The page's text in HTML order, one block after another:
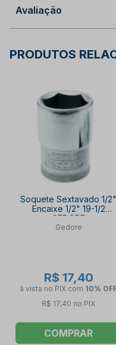
Avaliação
PRODUTOS
Soquete Sextavado 1/2"
Encaixe 1/2" 19-1/2
GEDORE
Gedore
R$ 17,40
à vista no PIX com 10%
R$ 17,40 no PIX
COMPRAR